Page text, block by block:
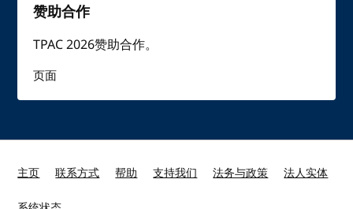
赞助合作
TPAC 2026赞助合作。
页面
主页 联系方式 帮助 支持我们 法务与政策 法人实体